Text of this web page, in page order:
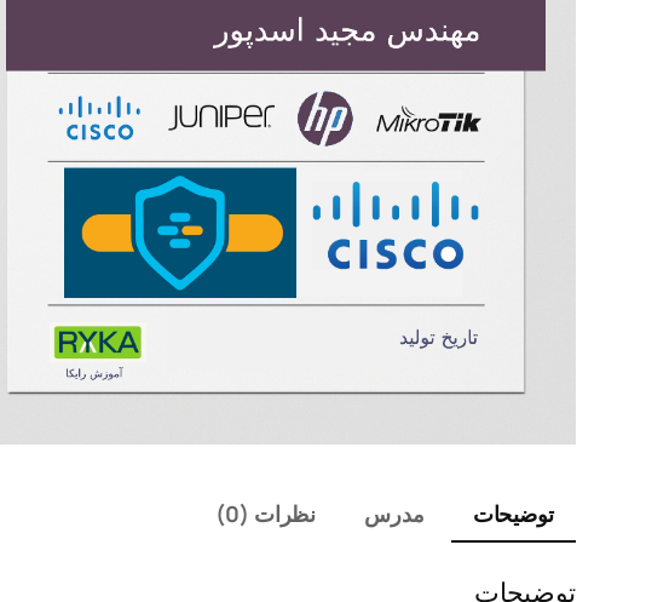
توضیحات
مدرس نظرات (0)
توضیحات